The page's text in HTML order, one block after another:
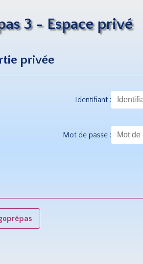
3 - Espace privé
privée
Identifiant :
Mot de passe :